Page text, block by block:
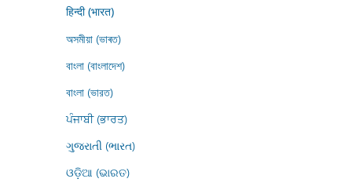
हिन्दी (भारत)
অসমীয়া (ভাৰত)
বাংলা (বাংলাদেশ)
বাংলা (ভারত)
ਪੰਜਾਬੀ (ਭਾਰਤ)
ગુજરાતી (ભારત)
ଓଡ଼ିଆ (ଭାରତ)